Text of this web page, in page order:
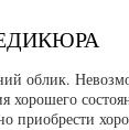
облик.
приобрести